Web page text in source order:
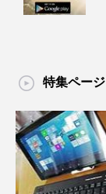
特集ページ